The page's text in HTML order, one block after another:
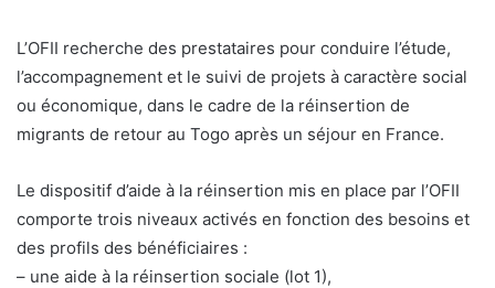
L’OFII recherche des prestataires pour conduire l’étude,
l’accompagnement et le suivi de projets à caractère social
ou économique, dans le cadre de la réinsertion de
migrants de retour au Togo après un séjour en France.
Le dispositif d’aide à la réinsertion mis en place par l’OFII
comporte trois niveaux activés en fonction des besoins et
des profils des bénéficiaires :
– une aide à la réinsertion sociale (lot 1),